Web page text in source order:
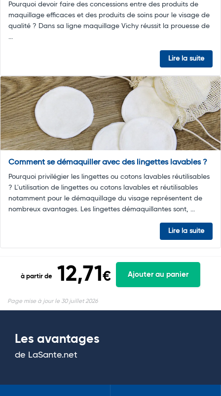
Pourquoi devoir faire des concessions entre des produits de
maquillage efficaces et des produits de soins pour le visage de
qualité ? Dans sa ligne maquillage Vichy réussit la prouesse de
...
Lire la suite
Comment se démaquiller avec des lingettes lavables ?
Pourquoi privilégier les lingettes ou cotons lavables réutilisables
? L'utilisation de lingettes ou cotons lavables et réutilisables
notamment pour le démaquillage du visage représentent de
nombreux avantages. Les lingettes démaquillantes sont, ...
Lire la suite
à partir de 12,71€ Ajouter au panier
Page mise à jour le 30 juillet 2026
Les avantages
de LaSante.net